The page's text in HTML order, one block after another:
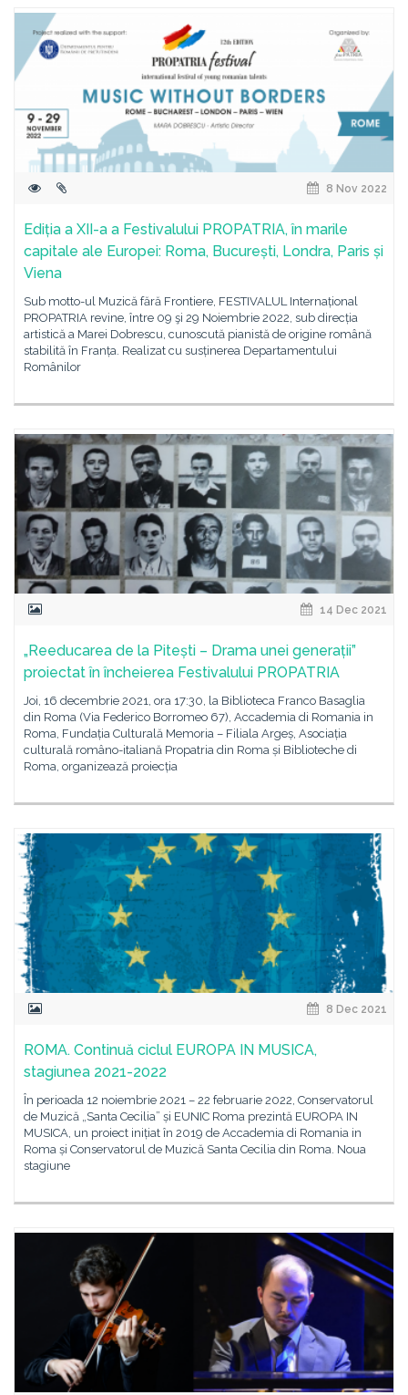
8 Nov 2022
Ediția a XII-a a Festivalului PROPATRIA, în marile
capitale ale Europei: Roma, București, Londra, Paris și
Viena
Sub motto-ul Muzică fără Frontiere, FESTIVALUL Internațional
PROPATRIA revine, între 09 şi 29 Noiembrie 2022, sub direcția
artistică a Marei Dobrescu, cunoscută pianistă de origine română
stabilită în Franța. Realizat cu susținerea Departamentului
Românilor
14 Dec 2021
„Reeducarea de la Pitești – Drama unei generații”
proiectat în încheierea Festivalului PROPATRIA
Joi, 16 decembrie 2021, ora 17:30, la Biblioteca Franco Basaglia
din Roma (Via Federico Borromeo 67), Accademia di Romania in
Roma, Fundația Culturală Memoria – Filiala Argeș, Asociația
culturală româno-italiană Propatria din Roma și Biblioteche di
Roma, organizează proiecția
8 Dec 2021
ROMA. Continuă ciclul EUROPA IN MUSICA,
stagiunea 2021-2022
În perioada 12 noiembrie 2021 – 22 februarie 2022, Conservatorul
de Muzică „Santa Cecilia” și EUNIC Roma prezintă EUROPA IN
MUSICA, un proiect inițiat în 2019 de Accademia di Romania in
Roma și Conservatorul de Muzică Santa Cecilia din Roma. Noua
stagiune